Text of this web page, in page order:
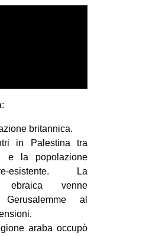
ORIENTE
britannica.
in Palestina tra
e la popolazione
esistente. La
ebraica venne
al
araba occupò